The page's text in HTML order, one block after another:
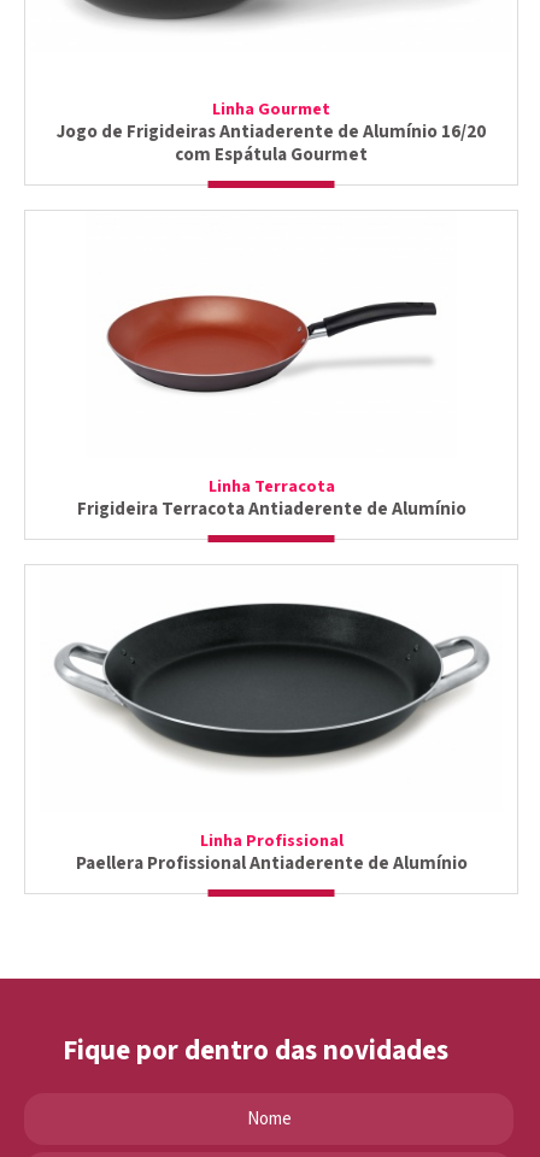
Linha Gourmet
Jogo de Frigideiras Antiaderente de Alumínio 16/20
com Espátula Gourmet
Linha Terracota
Frigideira Terracota Antiaderente de Alumínio
Linha Profissional
Paellera Profissional Antiaderente de Alumínio
Fique por dentro das novidades